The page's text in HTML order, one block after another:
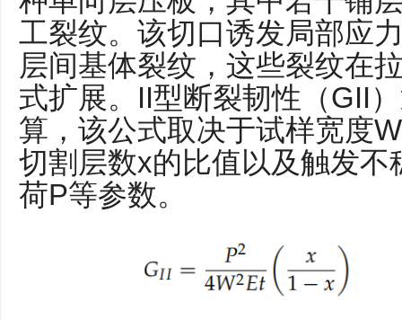
工裂纹。该切口诱发局部应
层间基体裂纹，这些裂纹在
式扩展。II型断裂韧性（GII
算，该公式取决于试样宽度
切割层数x的比值以及触发
荷P等参数。